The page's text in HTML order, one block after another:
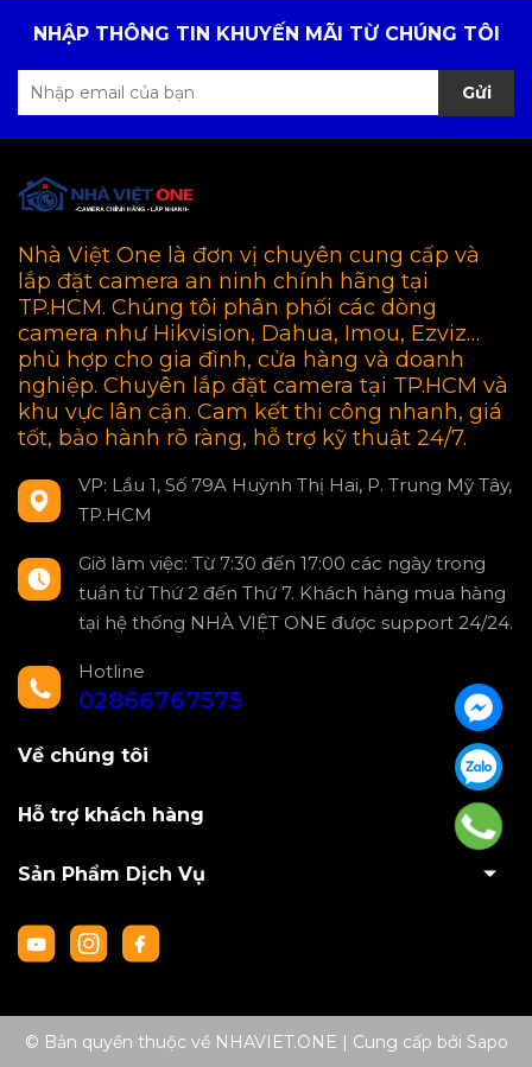
NHẬP THÔNG TIN KHUYẾN MÃI TỪ CHÚNG TÔI
Gửi
Nhà Việt One là đơn vị chuyên cung cấp và
lắp đặt camera an ninh chính hãng tại
TP.HCM. Chúng tôi phân phối các dòng
camera như Hikvision, Dahua, Imou, Ezviz…
phù hợp cho gia đình, cửa hàng và doanh
nghiệp. Chuyên lắp đặt camera tại TP.HCM và
khu vực lân cận. Cam kết thi công nhanh, giá
tốt, bảo hành rõ ràng, hỗ trợ kỹ thuật 24/7.
VP: Lầu 1, Số 79A Huỳnh Thị Hai, P. Trung Mỹ Tây,
TP.HCM
Giờ làm việc: Từ 7:30 đến 17:00 các ngày trong
tuần từ Thứ 2 đến Thứ 7. Khách hàng mua hàng
tại hệ thống NHÀ VIỆT ONE được support 24/24.
Hotline
02866767575
Về chúng tôi
Hỗ trợ khách hàng
Sản Phẩm Dịch Vụ
© Bản quyền thuộc về NHAVIET.ONE Cung cấp bởi Sapo